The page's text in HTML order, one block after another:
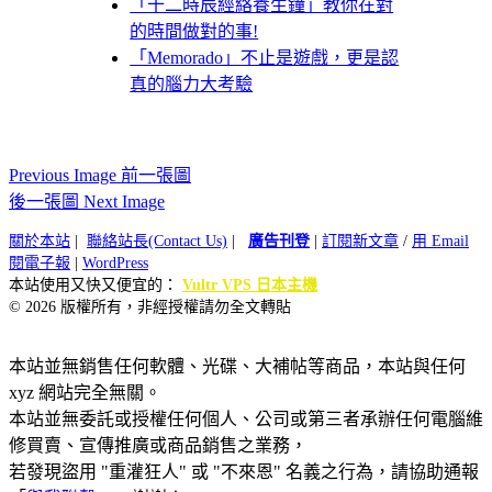
「十二時辰經絡養生鐘」教你在對
的時間做對的事!
「Memorado」不止是遊戲，更是認
真的腦力大考驗
Previous Image 前一張圖
後一張圖 Next Image
關於本站 聯絡站長(Contact Us) 廣告刊登| 訂閱新文章 / 用 Email
閱電子報
WordPress
本站使用又快又便宜的： Vultr VPS 日本主機
© 2026 版權所有，非經授權請勿全文轉貼
本站並無銷售任何軟體、光碟、大補帖等商品，本站與任何
xyz 網站完全無關。
本站並無委託或授權任何個人、公司或第三者承辦任何電腦維
修買賣、宣傳推廣或商品銷售之業務，
若發現盜用 "重灌狂人" 或 "不來恩" 名義之行為，請協助通報